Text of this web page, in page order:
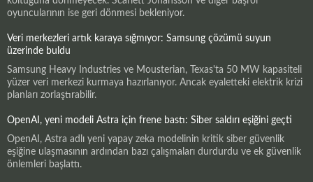
oyuncularının ise geri dönmesi bekleniyor.
Veri merkezleri artık karaya sığmıyor: Samsung çözümü suyun
üzerinde buldu
Samsung Heavy Industries ve Mousterian, Texas'ta 50 MW kapasiteli
yüzer veri merkezi kurmaya hazırlanıyor. Ancak eyaletteki elektrik krizi
planları zorlaştırabilir.
OpenAI, yeni modeli Astra için frene bastı: Siber saldırı eşiğini geçti
OpenAI, Astra adlı yeni yapay zeka modelinin kritik siber güvenlik
eşiğine ulaşmasının ardından bazı çalışmaları durdurdu ve ek güvenlik
önlemleri başlattı.